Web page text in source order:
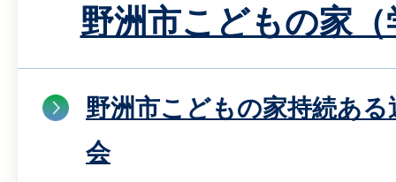
野洲市こどもの家
野洲市こどもの家持続あ
会